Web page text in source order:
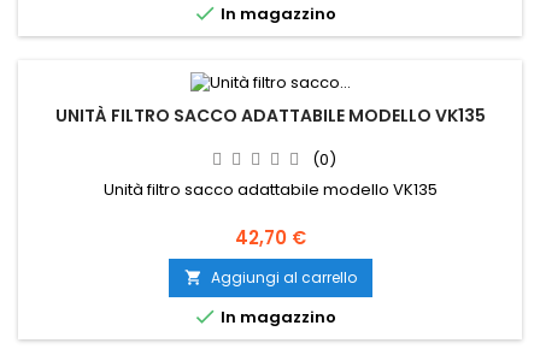
 In magazzino
UNITÀ FILTRO SACCO ADATTABILE MODELLO VK135
(0)
Unità filtro sacco adattabile modello VK135
Prezzo
42,70 €
 Aggiungi al carrello
 In magazzino